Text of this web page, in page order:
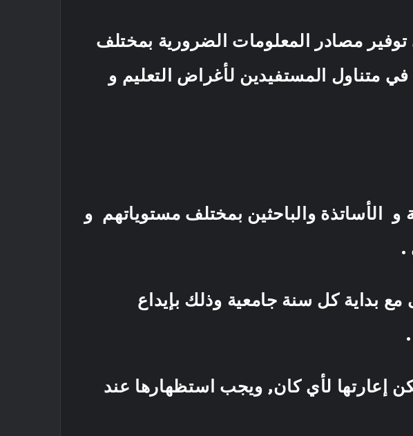
مصادر المعلومات الضرورية بمختلف
في متناول المستفيدين لأغراض التعليم و
وأهدافها.
و الأساتذة والباحثين بمختلف مستوياتهم و
النظام الداخلي .
مع بداية كل سنة جامعية وذلك بإيداع
والإدارية لكل قارئ .
إعارتها لأي كان, ويجب استظهارها عند
الجامعية.